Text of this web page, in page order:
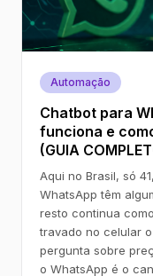
Automação
Chatbot para
funciona e
(GUIA
Aqui no Brasil, só
WhatsApp têm
resto continua
travado no celular
pergunta sobre
o WhatsApp é o